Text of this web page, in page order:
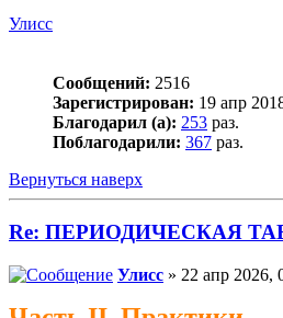
Улисс
Сообщений: 2516
Зарегистрирован: 19 апр
Благодарил (а): 253 раз.
Поблагодарили: 367 раз.
Вернуться наверх
Re: ПЕРИОДИЧЕСКАЯ
Улисс » 22 апр 2026,